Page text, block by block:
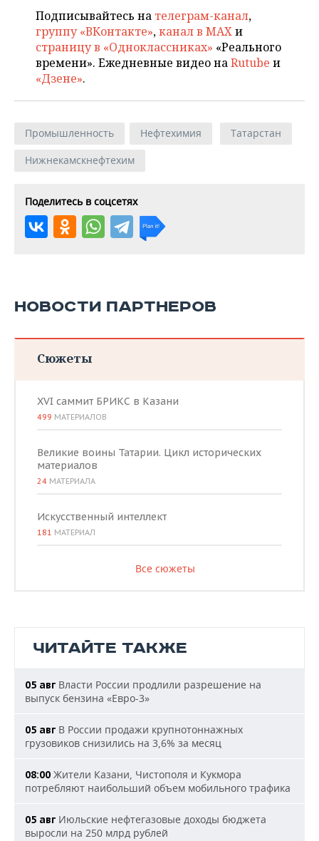
Подписывайтесь на телеграм-канал,
группу «ВКонтакте»,канал в MAXи
страницу в «Одноклассниках» «Реального
времени». Ежедневные видео наRutube и
«Дзене».
Промышленность Нефтехимия
Татарстан
Нижнекамскнефтехим
Поделитесь в соцсетях
НОВОСТИ ПАРТНЕРОВ
Сюжеты
XVI саммит БРИКС в Казани
499 МАТЕРИАЛОВ
Великие воины Татарии. Цикл исторических
материалов
24 МАТЕРИАЛА
Искусственный интеллект
181 МАТЕРИАЛ
Все сюжеты
ЧИТАЙТЕ ТАКЖЕ
05 авг Власти России продлили разрешение на
выпуск бензина «Евро-3»
05 авг В России продажи крупнотоннажных
грузовиков снизились на 3,6% за месяц
08:00 Жители Казани, Чистополя и Кукмора
потребляют наибольший объем мобильного трафика
05 авг Июльские нефтегазовые доходы бюджета
выросли на 250 млрд рублей